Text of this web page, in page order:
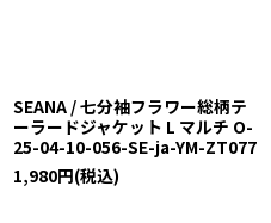
SEANA / 七分袖フラワー総柄テ
ーラードジャケット L マルチ O-
25-04-10-056-SE-ja-YM-ZT077
1,980円(税込)